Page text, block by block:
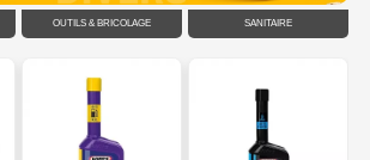
OUTILS & BRICOLAGE SANITAIRE